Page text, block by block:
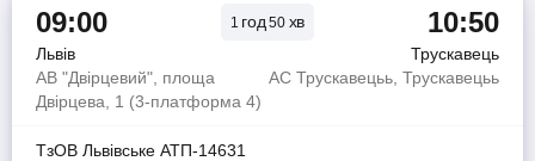
09:00 1 год50 хв 10:50
Львів
Трускавець
АВ "Двірцевий", площа
Двірцева, 1 (3-платформа 4)
АС Трускавецьь, Трускавецьь
ТзОВ Львiвське АТП-14631